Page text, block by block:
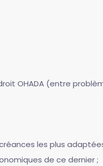
OHADA (entre
les plus
de ce dernier ;